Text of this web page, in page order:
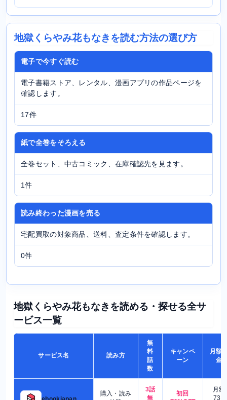
地獄くらやみ花もなきを読む方法の選び方
電子で今すぐ読む
電子書籍ストア、レンタル、漫画アプリの作品ページを
確認します。
17件
紙で全巻をそろえる
全巻セット、中古コミック、在庫確認先を見ます。
1件
読み終わった漫画を売る
宅配買取の対象商品、送料、査定条件を確認します。
0件
地獄くらやみ花もなきを読める・探せる全サ
ービス一覧
サービス名 読み方
無
料
話
数
キャンペ
ーン
月額
金
購入・読み
3話
無
初回
月額
730